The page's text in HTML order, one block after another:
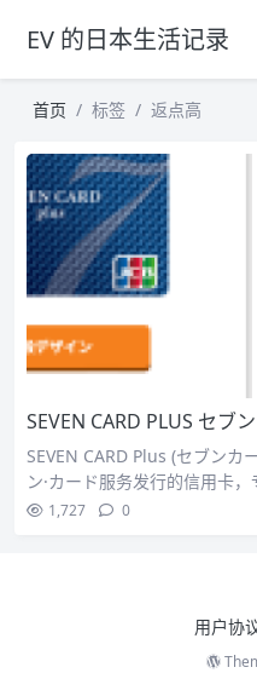
EV 的日本生活记录
首页 标签 返点高
SEVEN CARD PLUS セブ
SEVEN CARD Plus (セブン
ン·カード服务发行的信用卡
1,727 0
用户协